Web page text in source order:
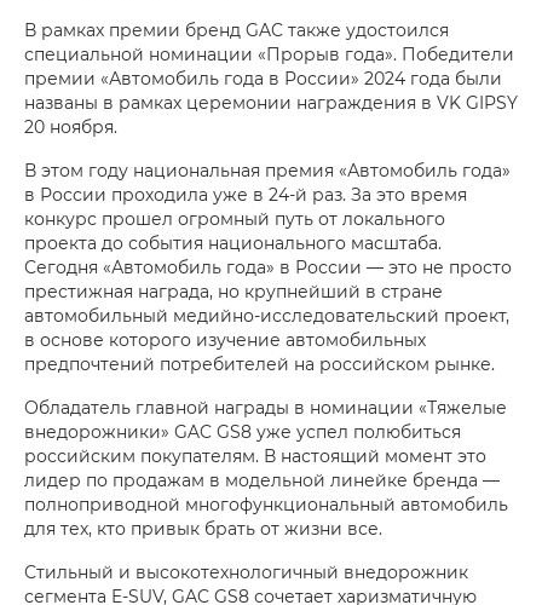
В рамках премии бренд GAC также удостоился
специальной номинации «Прорыв года». Победители
премии «Автомобиль года в России» 2024 года были
названы в рамках церемонии награждения в VK GIPSY
20 ноября.
В этом году национальная премия «Автомобиль года»
в России проходила уже в 24-й раз. За это время
конкурс прошел огромный путь от локального
проекта до события национального масштаба.
Сегодня «Автомобиль года» в России — это не просто
престижная награда, но крупнейший в стране
автомобильный медийно-исследовательский проект,
в основе которого изучение автомобильных
предпочтений потребителей на российском рынке.
Обладатель главной награды в номинации «Тяжелые
внедорожники» GAC GS8 уже успел полюбиться
российским покупателям. В настоящий момент это
лидер по продажам в модельной линейке бренда —
полноприводной многофункциональный автомобиль
для тех, кто привык брать от жизни все.
Стильный и высокотехнологичный внедорожник
сегмента E-SUV, GAC GS8 сочетает харизматичную